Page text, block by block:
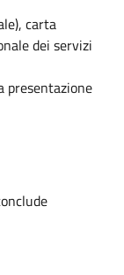
carta
dei servizi
presentazione